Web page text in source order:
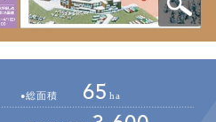
総面積 65 ha